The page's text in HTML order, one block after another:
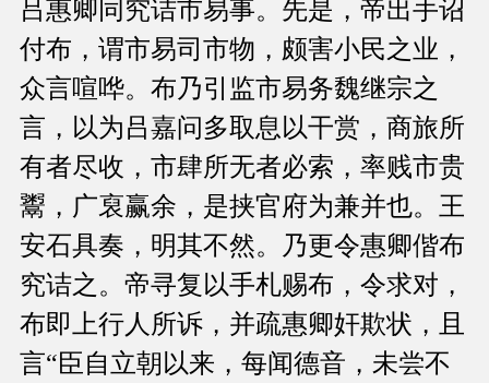
吕惠卿同究诘市易事。先是，帝出手诏
付布，谓市易司市物，颇害小民之业，
众言喧哗。布乃引监市易务魏继宗之
言，以为吕嘉问多取息以干赏，商旅所
有者尽收，市肆所无者必索，率贱市贵
鬻，广裒赢余，是挟官府为兼并也。王
安石具奏，明其不然。乃更令惠卿偕布
究诘之。帝寻复以手札赐布，令求对，
布即上行人所诉，并疏惠卿奸欺状，且
言“臣自立朝以来，每闻德音，未尝不